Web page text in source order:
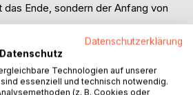
das Ende, sondern der Anfang von
Datenschutzerklärung
Technologien auf unserer
essenziell und technisch notwendig.
(z. B. Cookies oder